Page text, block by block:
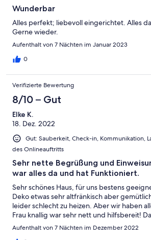
Wunderbar
Alles perfekt; liebevoll eingerichtet. Alles
Gerne wieder.
Aufenthalt von 7 Nächten im Januar 2023
0
Verifizierte Bewertung
8/10 – Gut
Elke K.
18. Dez. 2022
Gut: Sauberkeit, Check-in, Kommunikation,
des Onlineauftritts
Sehr nette Begrüßung und
war alles da und hat Funktioniert.
Sehr schönes Haus, für uns bestens
Deko etwas sehr altfränkisch aber
leider schlecht zu heizen. Aber wir haben
Frau knallig war sehr nett und hilfsbereit!
Aufenthalt von 7 Nächten im Dezember 2022